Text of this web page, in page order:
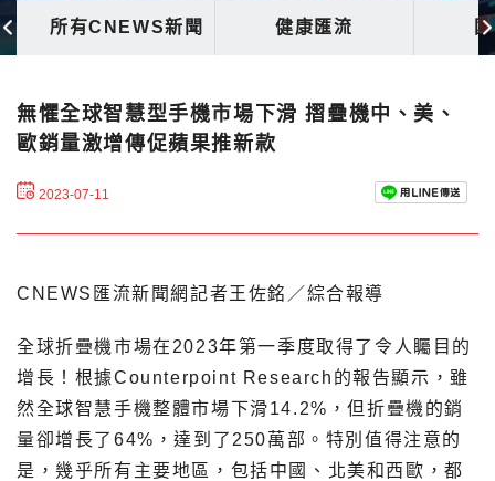
所有CNEWS新聞 健康匯流
無懼全球智慧型手機市場下滑 摺疊機中、美、
歐銷量激增傳促蘋果推新款
2023-07-11
CNEWS匯流新聞網記者王佐銘／綜合報導
全球折疊機市場在2023年第一季度取得了令人矚目的
增長！根據Counterpoint Research的報告顯示，雖
然全球智慧手機整體市場下滑14.2%，但折疊機的銷
量卻增長了64%，達到了250萬部。特別值得注意的
是，幾乎所有主要地區，包括中國、北美和西歐，都